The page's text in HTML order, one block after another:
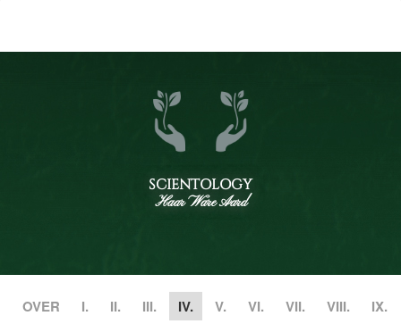
SCIENTOLOGY
Haar Ware Aard
OVER I. II. III. IV. V. VI. VII. VIII. IX.